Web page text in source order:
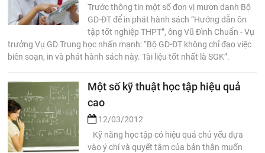
Trước thông tin một số đơn vị mượn danh Bộ
GD-ĐT để in phát hành sách “Hướng dẫn ôn
tập tốt nghiệp THPT”, ông Vũ Đình Chuẩn - Vụ
trưởng Vụ GD Trung học nhấn mạnh: “Bộ GD-ĐT không chỉ đạo việc
biên soạn, in và phát hành sách này. Tài liệu tốt nhất là SGK”.
Một số kỹ thuật học tập hiệu quả
cao
12/03/2012
Kỹ năng học tập có hiệu quả chủ yếu dựa
vào ý chí và quyết tâm của bản thân muốn